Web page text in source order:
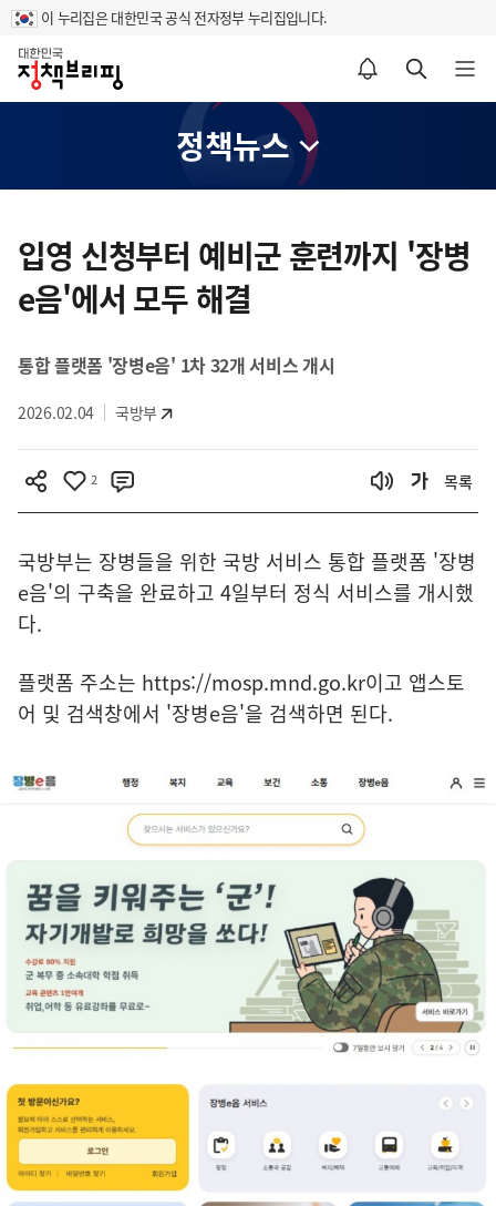
이 누리집은 대한민국 공식 전자정부 누리집입니다.
홈
알림설정 바로가기 검색 바로가기 메뉴 열기
정책뉴스
텐
영
입영 신청부터 예비군 훈련까지 '장병
e음'에서 모두 해결
통합 플랫폼 '장병e음' 1차 32개 서비스 개시
2026.02.04 국방부
2 목록
국방부는 장병들을 위한 국방 서비스 통합 플랫폼 '장병
e음'의 구축을 완료하고 4일부터 정식 서비스를 개시했
다.
플랫폼 주소는 https://mosp.mnd.go.kr이고 앱스토
어 및 검색창에서 '장병e음'을 검색하면 된다.